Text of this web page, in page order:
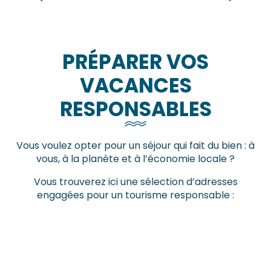
PRÉPARER VOS
VACANCES
RESPONSABLES
Vous voulez opter pour un séjour qui fait du bien : à
vous, à la planète et à l’économie locale ?
Vous trouverez ici une sélection d’adresses
engagées pour un tourisme responsable :